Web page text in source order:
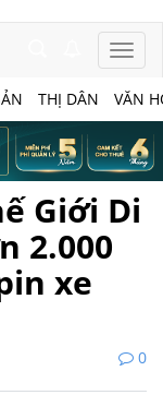
THỊ DÂN VĂN
Giới Di
2.000
xe
0